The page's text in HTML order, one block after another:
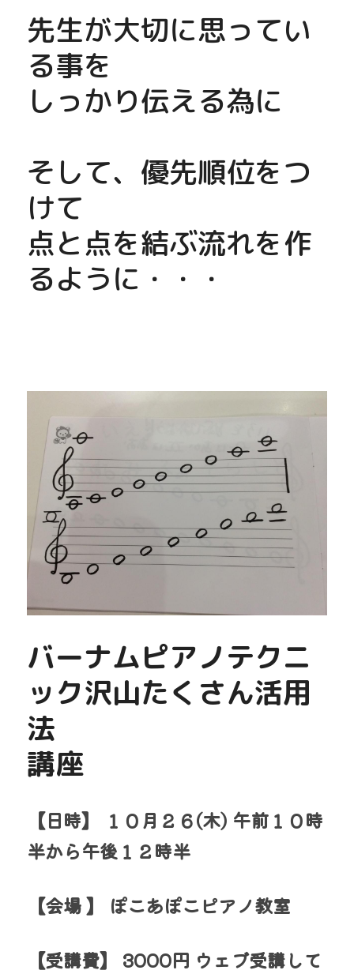
先生が大切に思ってい
る事を
しっかり伝える為に
そして、優先順位をつ
けて
点と点を結ぶ流れを作
るように・・・
バーナムピアノテクニ
ック沢山たくさん活用
法
講座
【日時】 １０月２６(木) 午前１０時
半から午後１２時半
【会場 】 ぽこあぽこピアノ教室
【受講費】 3000円 ウェブ受講して